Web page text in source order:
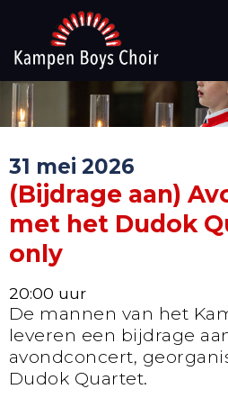
31 mei 2026
(Bijdrage aan)
met het Dudok
only
20:00 uur
De mannen van het
leveren een bijdrage
avondconcert,
Dudok Quartet.